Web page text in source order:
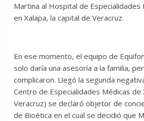
Martina al Hospital de Especialidades
en Xalapa, la capital de Veracruz.
En ese momento, el equipo de
solo daría una asesoría a la familia,
complicaron. Llegó la segunda
Centro de Especialidades Médicas de
Veracruz) se declaró objetor de
de Bioética en el cual se decidió que